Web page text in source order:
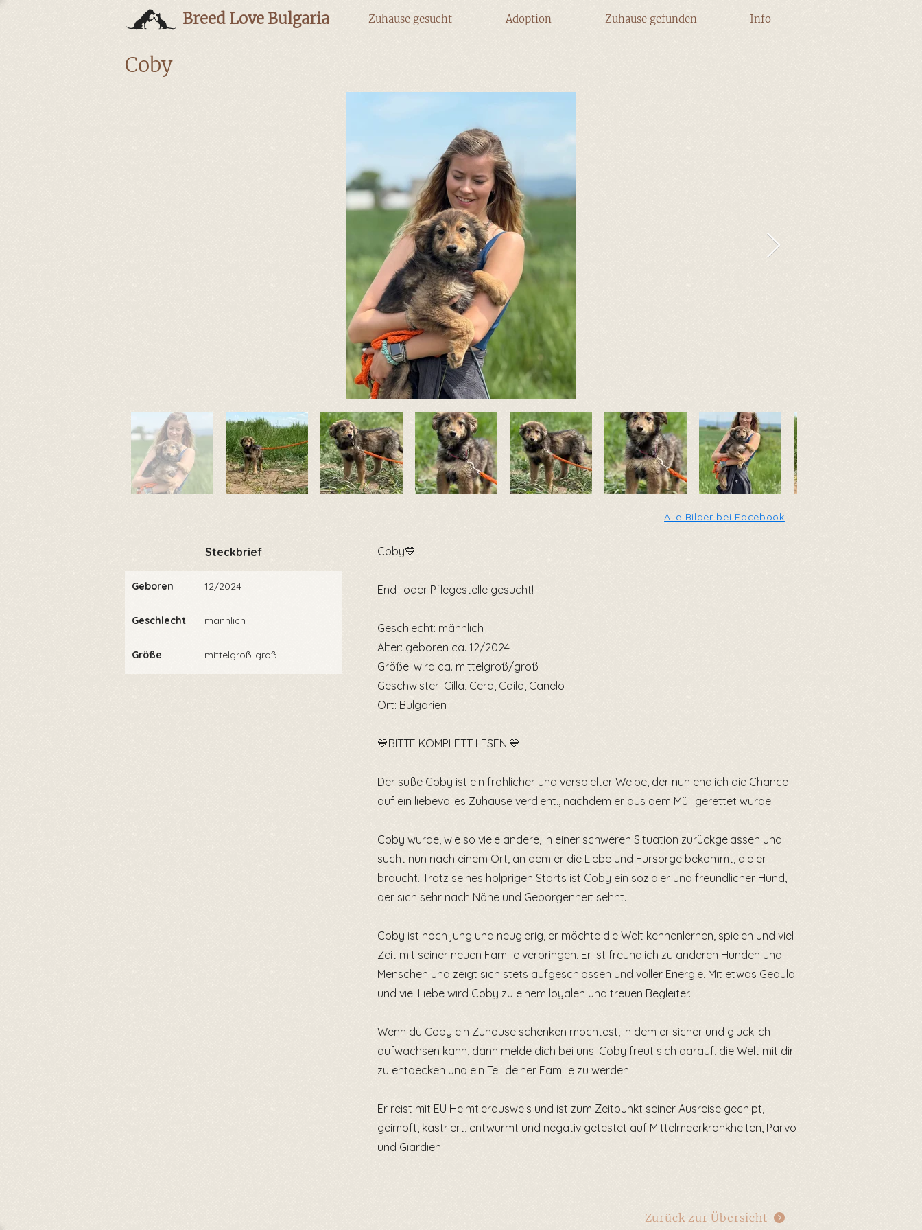
Breed Love Bulgaria Zuhause gesucht Adoption Zuhause gefunden Info
Coby
Alle Bilder bei Facebook
Steckbrief
Geboren 12/2024
Geschlecht männlich
Größe mittelgroß-groß
Coby💙
End- oder Pflegestelle gesucht!
Geschlecht: männlich
Alter: geboren ca. 12/2024
Größe: wird ca. mittelgroß/groß
Geschwister: Cilla, Cera, Caila, Canelo
Ort: Bulgarien
💙BITTE KOMPLETT LESEN!💙
Der süße Coby ist ein fröhlicher und verspielter Welpe, der nun endlich die Chance
auf ein liebevolles Zuhause verdient., nachdem er aus dem Müll gerettet wurde.
Coby wurde, wie so viele andere, in einer schweren Situation zurückgelassen und
sucht nun nach einem Ort, an dem er die Liebe und Fürsorge bekommt, die er
braucht. Trotz seines holprigen Starts ist Coby ein sozialer und freundlicher Hund,
der sich sehr nach Nähe und Geborgenheit sehnt.
Coby ist noch jung und neugierig, er möchte die Welt kennenlernen, spielen und viel
Zeit mit seiner neuen Familie verbringen. Er ist freundlich zu anderen Hunden und
Menschen und zeigt sich stets aufgeschlossen und voller Energie. Mit etwas Geduld
und viel Liebe wird Coby zu einem loyalen und treuen Begleiter.
Wenn du Coby ein Zuhause schenken möchtest, in dem er sicher und glücklich
aufwachsen kann, dann melde dich bei uns. Coby freut sich darauf, die Welt mit dir
zu entdecken und ein Teil deiner Familie zu werden!
Er reist mit EU Heimtierausweis und ist zum Zeitpunkt seiner Ausreise gechipt,
geimpft, kastriert, entwurmt und negativ getestet auf Mittelmeerkrankheiten, Parvo
und Giardien.
Zurück zur Übersicht